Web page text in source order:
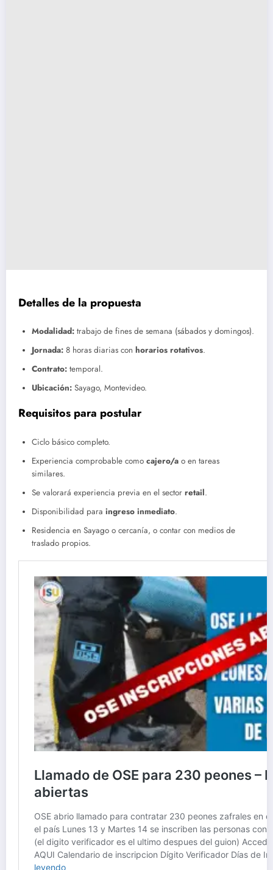
Detalles de la propuesta
Modalidad: trabajo de fines de semana (sábados y domingos).
Jornada: 8 horas diarias con horarios rotativos.
Contrato: temporal.
Ubicación: Sayago, Montevideo.
Requisitos para postular
Ciclo básico completo.
Experiencia comprobable como cajero/a o en tareas
similares.
Se valorará experiencia previa en el sector retail.
Disponibilidad para ingreso inmediato.
Residencia en Sayago o cercanía, o contar con medios de
traslado propios.